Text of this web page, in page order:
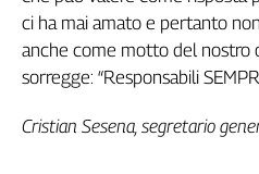
ci ha mai amato e pertanto
anche come motto del nostro
sorregge: “Responsabili
Cristian Sesena, segretario